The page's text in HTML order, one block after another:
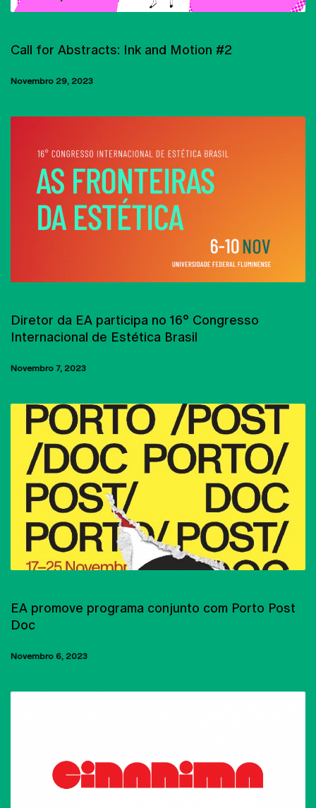
Call for Abstracts: Ink and Motion #2
Novembro 29, 2023
Diretor da EA participa no 16° Congresso
Internacional de Estética Brasil
Novembro 7, 2023
EA promove programa conjunto com Porto Post
Doc
Novembro 6, 2023